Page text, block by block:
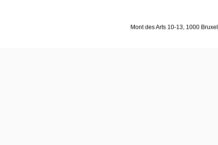
Mont des Arts 10-13, 1000